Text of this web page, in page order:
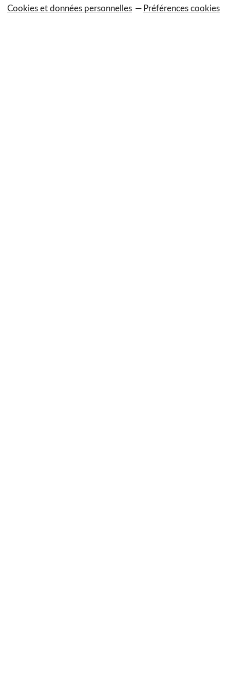
Cookies et données personnelles Préférences cookies